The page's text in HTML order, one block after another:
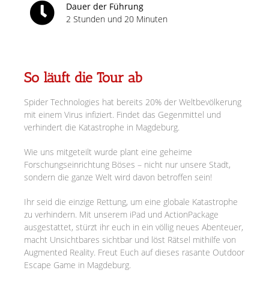
Dauer der Führung
2 Stunden und 20 Minuten
So läuft die Tour ab
Spider Technologies hat bereits 20% der Weltbevölkerung
mit einem Virus infiziert. Findet das Gegenmittel und
verhindert die Katastrophe in Magdeburg.
Wie uns mitgeteilt wurde plant eine geheime
Forschungseinrichtung Böses – nicht nur unsere Stadt,
sondern die ganze Welt wird davon betroffen sein!
Ihr seid die einzige Rettung, um eine globale Katastrophe
zu verhindern. Mit unserem iPad und ActionPackage
ausgestattet, stürzt ihr euch in ein völlig neues Abenteuer,
macht Unsichtbares sichtbar und löst Rätsel mithilfe von
Augmented Reality. Freut Euch auf dieses rasante Outdoor
Escape Game in Magdeburg.